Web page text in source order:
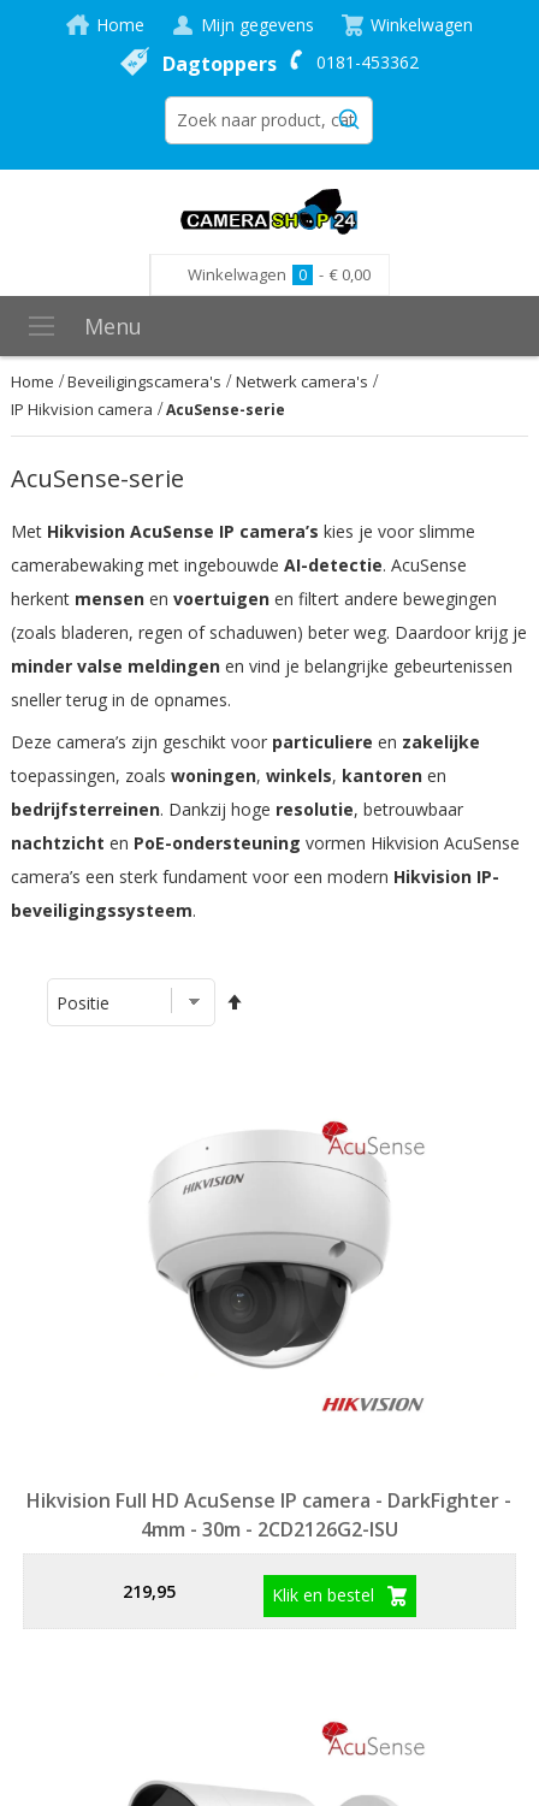
Home Mijn gegevens Winkelwagen
Dagtoppers 0181-453362
Winkelwagen 0 - € 0,00
Menu
Home Beveiligingscamera's
Netwerk camera's
IP Hikvision camera
AcuSense-serie
AcuSense-serie
Met Hikvision AcuSense IP camera’s kies je voor slimme
camerabewaking met ingebouwde AI-detectie. AcuSense
herkent mensenen voertuigenen filtert andere bewegingen
(zoals bladeren, regen of schaduwen) beter weg. Daardoor krijg je
minder valse meldingenen vind je belangrijke gebeurtenissen
sneller terug in de opnames.
Deze camera’s zijn geschikt voor particuliere en zakelijke
toepassingen, zoals woningen, winkels, kantorenen
bedrijfsterreinen. Dankzij hoge resolutie, betrouwbaar
nachtzicht en PoE-ondersteuning vormen Hikvision AcuSense
camera’s een sterk fundament voor een modern Hikvision IP-
beveiligingssysteem.
sorteren
Hikvision Full HD AcuSense IP camera - DarkFighter -
4mm - 30m - 2CD2126G2-ISU
219,95 Klik en bestel